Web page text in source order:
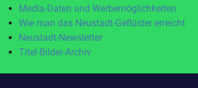
Media-Daten und Werbemöglichkeiten
Wie man das Neustadt-Geflüster erreicht
Neustadt-Newsletter
Titel-Bilder-Archiv